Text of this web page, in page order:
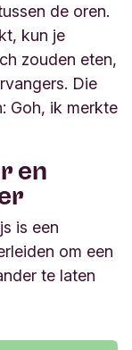
de oren.
kun je
zouden eten,
Die
Goh, ik merkte
en
is een
om een
te laten